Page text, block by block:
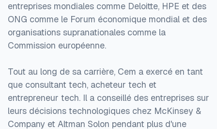
entreprises mondiales comme Deloitte, HPE et des
ONG comme le Forum économique mondial et des
organisations supranationales comme la
Commission européenne.
Tout au long de sa carrière, Cem a exercé en tant
que consultant tech, acheteur tech et
entrepreneur tech. Il a conseillé des entreprises sur
leurs décisions technologiques chez McKinsey &
Company et Altman Solon pendant plus d'une